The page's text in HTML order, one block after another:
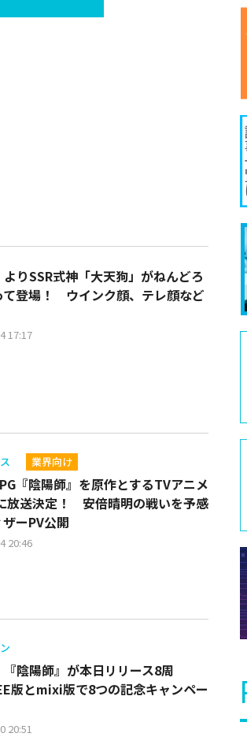
よりSSR式神「大天狗」がねんどろ
て登場！ ウインク顔、テレ顔など
17:17
業界向け
『陰陽師』を原作とするTVアニメ
放送決定！ 安倍晴明の戦いを予感
ーPV公開
20:46
『陰陽師』が本日リリース8周
版とmixi版で8つの記念キャンペー
20:51